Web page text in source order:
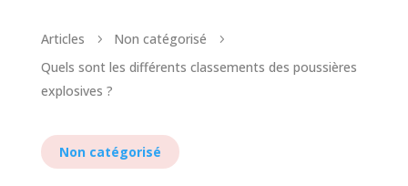
Articles 5 Non catégorisé 5
Quels sont les différents classements des poussières
explosives ?
Non catégorisé